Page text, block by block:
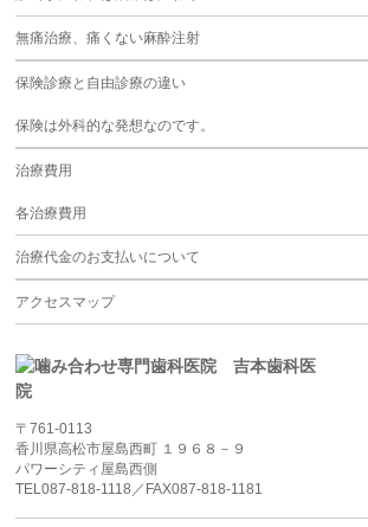
無痛治療、痛くない麻酔注射
保険診療と自由診療の違い
保険は外科的な発想なのです。
治療費用
各治療費用
治療代金のお支払いについて
アクセスマップ
〒761-0113
香川県高松市屋島西町 １９６８－９
パワーシティ屋島西側
TEL087-818-1118／FAX087-818-1181